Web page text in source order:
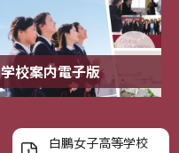
学校案内電子版
白鵬女子高等学校